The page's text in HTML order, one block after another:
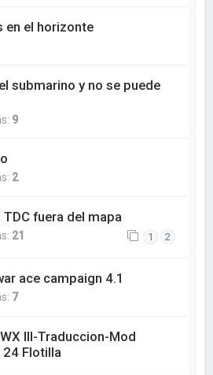
en el horizonte
submarino y no se puede
9
2
fuera del mapa
21 1 2
ace campaign 4.1
7
III-Traduccion-Mod
Flotilla